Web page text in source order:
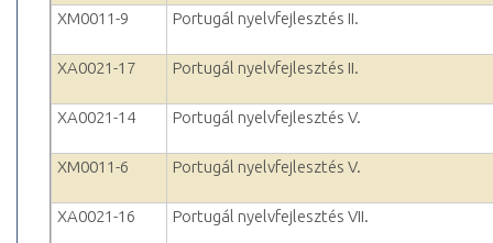
XM0011-9 Portugál nyelvfejlesztés II.
XA0021-17 Portugál nyelvfejlesztés II.
XA0021-14 Portugál nyelvfejlesztés V.
XM0011-6 Portugál nyelvfejlesztés V.
XA0021-16 Portugál nyelvfejlesztés VII.